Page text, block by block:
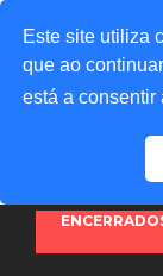
Este site utiliza
que ao
está a consentir